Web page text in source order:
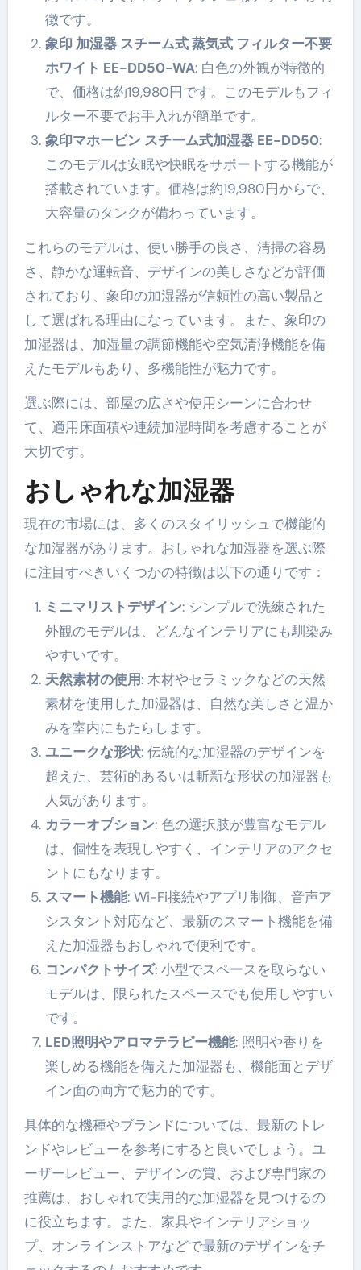
徴です。
象印 加湿器 スチーム式 蒸気式 フィルター不要
ホワイト EE-DD50-WA: 白色の外観が特徴的
で、価格は約19,980円です。このモデルもフィ
ルター不要でお手入れが簡単です。
象印マホービン スチーム式加湿器 EE-DD50:
このモデルは安眠や快眠をサポートする機能が
搭載されています。価格は約19,980円からで、
大容量のタンクが備わっています。
これらのモデルは、使い勝手の良さ、清掃の容易
さ、静かな運転音、デザインの美しさなどが評価
されており、象印の加湿器が信頼性の高い製品と
して選ばれる理由になっています。また、象印の
加湿器は、加湿量の調節機能や空気清浄機能を備
えたモデルもあり、多機能性が魅力です。
選ぶ際には、部屋の広さや使用シーンに合わせ
て、適用床面積や連続加湿時間を考慮することが
大切です。​​​​
おしゃれな加湿器
現在の市場には、多くのスタイリッシュで機能的
な加湿器があります。おしゃれな加湿器を選ぶ際
に注目すべきいくつかの特徴は以下の通りです：
ミニマリストデザイン: シンプルで洗練された
外観のモデルは、どんなインテリアにも馴染み
やすいです。
天然素材の使用: 木材やセラミックなどの天然
素材を使用した加湿器は、自然な美しさと温か
みを室内にもたらします。
ユニークな形状: 伝統的な加湿器のデザインを
超えた、芸術的あるいは斬新な形状の加湿器も
人気があります。
カラーオプション: 色の選択肢が豊富なモデル
は、個性を表現しやすく、インテリアのアクセ
ントにもなります。
スマート機能: Wi-Fi接続やアプリ制御、音声ア
シスタント対応など、最新のスマート機能を備
えた加湿器もおしゃれで便利です。
コンパクトサイズ: 小型でスペースを取らない
モデルは、限られたスペースでも使用しやすい
です。
LED照明やアロマテラピー機能: 照明や香りを
楽しめる機能を備えた加湿器も、機能面とデザ
イン面の両方で魅力的です。
具体的な機種やブランドについては、最新のトレ
ンドやレビューを参考にすると良いでしょう。ユ
ーザーレビュー、デザインの賞、および専門家の
推薦は、おしゃれで実用的な加湿器を見つけるの
に役立ちます。また、家具やインテリアショッ
プ、オンラインストアなどで最新のデザインをチ